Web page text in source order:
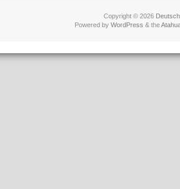
Copyright © 2026
Powered by WordPress & the